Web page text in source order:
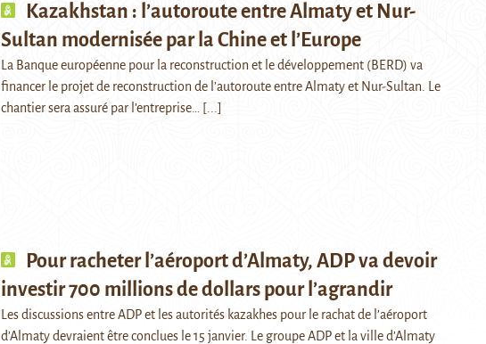
Kazakhstan : l’autoroute entre Almaty et Nur-
Sultan modernisée par la Chine et l’Europe
La Banque européenne pour la reconstruction et le développement (BERD) va
financer le projet de reconstruction de l’autoroute entre Almaty et Nur-Sultan. Le
chantier sera assuré par l’entreprise…
[...]
Pour racheter l’aéroport d’Almaty, ADP va devoir
investir 700 millions de dollars pour l’agrandir
Les discussions entre ADP et les autorités kazakhes pour le rachat de l’aéroport
d’Almaty devraient être conclues le 15 janvier. Le groupe ADP et la ville d’Almaty